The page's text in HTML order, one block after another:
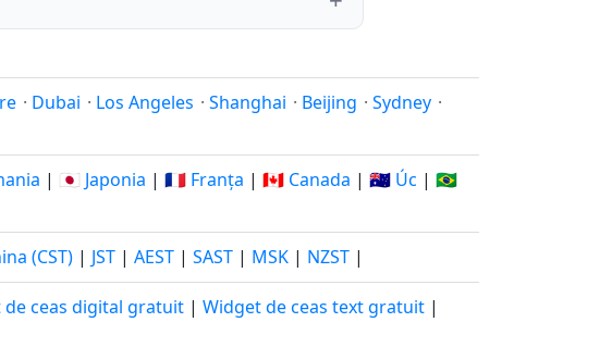
· Dubai · Los Angeles · Shanghai · Beijing · Sydney ·
| 🇯🇵 Japonia | 🇫🇷 Franța | 🇨🇦 Canada | 🇦🇺 Úc | 🇧🇷
(CST) | JST | AEST | SAST | MSK | NZST |
de ceas digital gratuit | Widget de ceas text gratuit |